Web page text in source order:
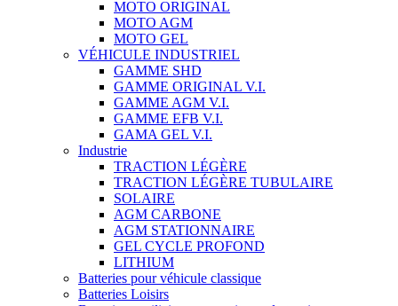
MOTO ORIGINAL
MOTO AGM
MOTO GEL
VÉHICULE INDUSTRIEL
GAMME SHD
GAMME ORIGINAL V.I.
GAMME AGM V.I.
GAMME EFB V.I.
GAMA GEL V.I.
Industrie
TRACTION LÉGÈRE
TRACTION LÉGÈRE TUBULAIRE
SOLAIRE
AGM CARBONE
AGM STATIONNAIRE
GEL CYCLE PROFOND
LITHIUM
Batteries pour véhicule classique
Batteries Loisirs